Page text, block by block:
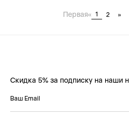
Первая« 1 2 »
Скидка 5% за подписку на наши